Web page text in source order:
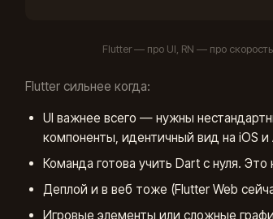
Flutter — про UI, RN — про
Flutter сильнее когда:
UI важнее всего — нужны
компоненты, идентичный вид на iOS и
Команда готова учить Dart с нуля.
Деплой и в веб тоже (Flutter Web
Игровые элементы или сложные